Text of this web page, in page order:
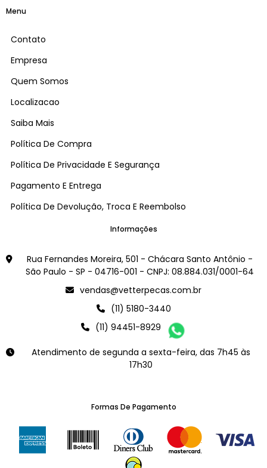
Menu
Contato
Empresa
Quem Somos
Localizacao
Saiba Mais
Política De Compra
Política De Privacidade E Segurança
Pagamento E Entrega
Política De Devolução, Troca E Reembolso
Informações
Rua Fernandes Moreira, 501 - Chácara Santo Antônio -
São Paulo - SP - 04716-001 - CNPJ: 08.884.031/0001-64
vendas@vetterpecas.com.br
(11) 5180-3440
(11) 94451-8929
Atendimento de segunda a sexta-feira, das 7h45 às
17h30
Formas De Pagamento